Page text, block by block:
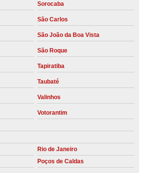
Sorocaba
São Carlos
São João da Boa Vista
São Roque
Tapiratiba
Taubaté
Valinhos
Votorantim
Rio de Janeiro
Poços de Caldas